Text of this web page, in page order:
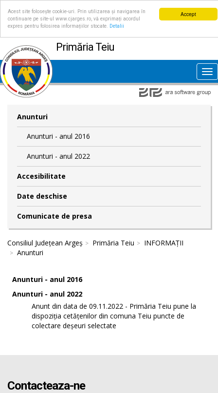
Accept
Acest site folosește cookie-uri. Prin utilizarea și navigarea în
continuare pe site-ul www.cjarges.ro, vă exprimați acordul
expres pentru folosirea informațiilor stocate.
Detalii
Primăria Teiu
Anunturi
Anunturi - anul 2016
Anunturi - anul 2022
Accesibilitate
Date deschise
Comunicate de presa
Consiliul Județean Argeș Primăria Teiu
INFORMAȚII
Anunturi
Anunturi - anul 2016
Anunturi - anul 2022
Anunt din data de 09.11.2022 - Primăria Teiu pune la
dispoziția cetățenilor din comuna Teiu puncte de
colectare deșeuri selectate
Contacteaza-ne